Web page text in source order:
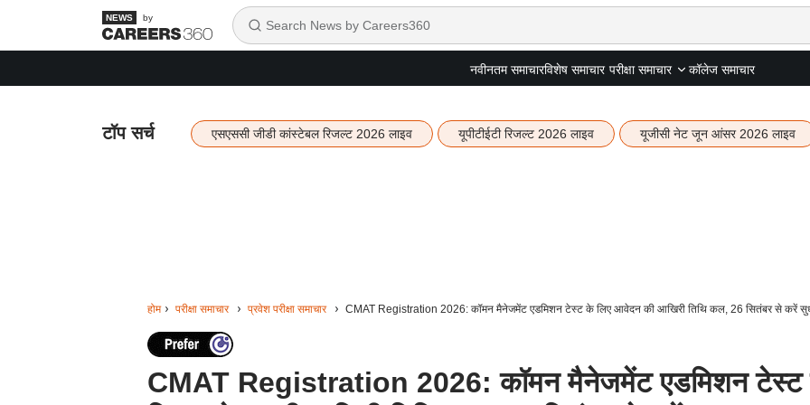
by
नवीनतम समाचारविशेष समाचार परीक्षा समाचार कॉलेज समाचार
टॉप सर्च एसएससी जीडी कांस्टेबल रिजल्ट 2026 लाइव यूपीटीईटी रिजल्ट 2026 लाइव यूजीसी नेट जून आंसर 2026 लाइव
होम परीक्षा समाचार प्रवेश परीक्षा समाचार CMAT Registration 2026: कॉमन मैनेजमेंट एडमिशन टेस्ट के लिए आवेदन की आखिरी तिथि कल, 26 सितंबर से करें
CMAT Registration 2026: कॉमन मैनेजमेंट एडमिशन